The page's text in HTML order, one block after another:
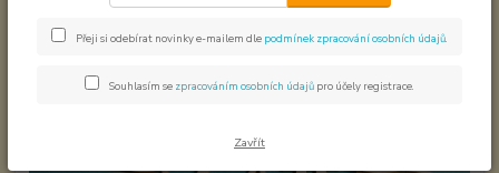
Znamení zvěrokruhu
Přeji si odebírat novinky e-mailem dle podmínek zpracování osobních údajů
Souhlasím se zpracováním osobních údajů pro účely registrace.
Zavřít